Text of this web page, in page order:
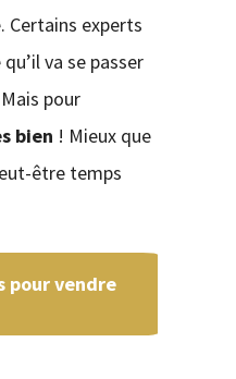
experts
va se passer
pour
bien ! Mieux que
être temps
pour vendre